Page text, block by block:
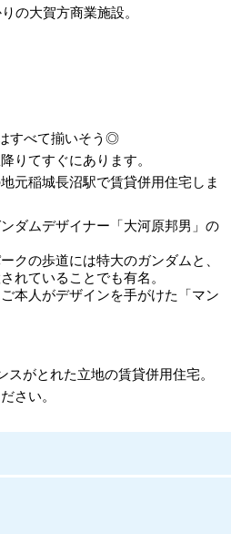
の大賀方商業施設。
すべて揃いそう◎
りてすぐにあります。
元稲城長沼駅で賃貸併用住宅しま
ダムデザイナー「大河原邦男」の
クの歩道には特大のガンダムと、
れていることでも有名。
本人がデザインを手がけた「マン
スがとれた立地の賃貸併用住宅。
さい。